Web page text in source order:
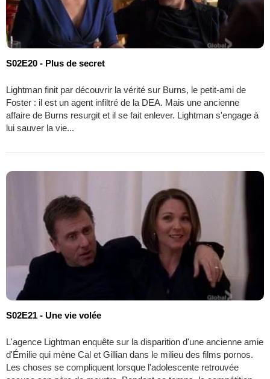
S02E20 - Plus de secret
Lightman finit par découvrir la vérité sur Burns, le petit-ami de
Foster : il est un agent infiltré de la DEA. Mais une ancienne
affaire de Burns resurgit et il se fait enlever. Lightman s'engage à
lui sauver la vie...
S02E21 - Une vie volée
L'agence Lightman enquête sur la disparition d'une ancienne amie
d'Émilie qui mène Cal et Gillian dans le milieu des films pornos.
Les choses se compliquent lorsque l'adolescente retrouvée